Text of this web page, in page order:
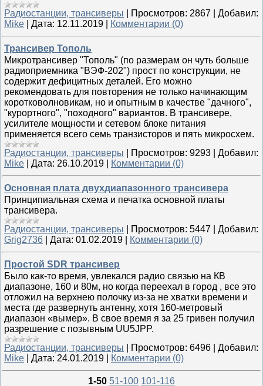
Радиостанции, трансиверы
Просмотров: 2867
Добавил:
Mike
Дата: 12.11.2019 Комментарии (0)
Трансивер Тополь
Микротрансивер "Тополь" (по размерам он чуть больше
радиоприемника "ВЭФ-202") прост по конструкции, не
содержит дефицитных деталей. Его можно
рекомендовать для повторения не только начинающим
коротковолновикам, но и опытным в качестве "дачного",
"курортного", "походного" вариантов. В трансивере,
усилителе мощности и сетевом блоке питания
применяется всего семь транзисторов и пять микросхем.
Радиостанции, трансиверы
Просмотров: 9293
Добавил:
Mike
Дата: 26.10.2019 Комментарии (0)
Основная плата двухдиапазонного трансивера
Принципиальная схема и печатка основной платы
трансивера.
Радиостанции, трансиверы
Просмотров: 5447
Добавил:
Grig2736
Дата: 01.02.2019 Комментарии (0)
Простой SDR трансивер
Было как-то время, увлекался радио связью на КВ
диапазоне, 160 и 80м, но когда переехал в город , все это
отложил на верхнею полочку из-за не хватки времени и
места где развернуть антенну, хотя 160-метровый
диапазон «вымер». В свое время я за 25 гривен получил
разрешение с позывным UU5JPP.
Радиостанции, трансиверы
Просмотров: 6496
Добавил:
Mike
Дата: 24.01.2019 Комментарии (0)
1-50 51-100 101-116